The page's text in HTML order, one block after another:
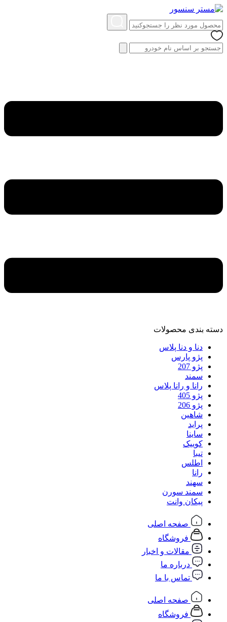
دسته‌ بندی محصولات
دنا و دنا پلاس
پژو پارس
پژو 207
سمند
رانا و رانا پلاس
پژو 405
پژو 206
شاهین
پراید
ساینا
کوییک
تیبا
اطلس
رانا
سهند
سمند سورن
پیکان وانت
صفحه اصلی
فروشگاه
مقالات و اخبار
درباره ما
تماس با ما
صفحه اصلی
فروشگاه